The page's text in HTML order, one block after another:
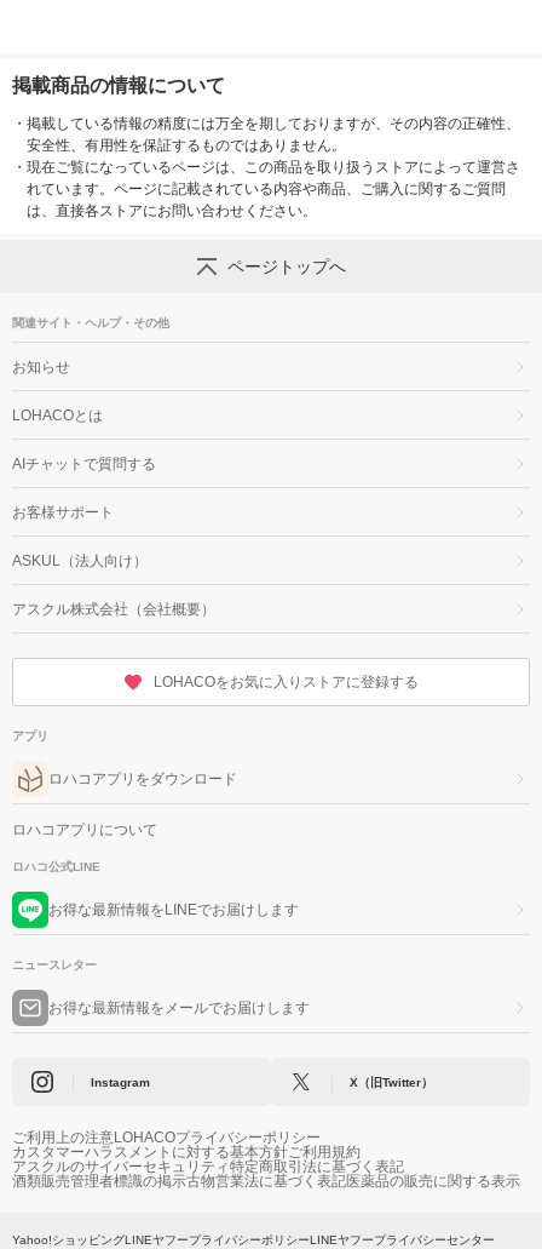
掲載商品の情報について
・ 掲載している情報の精度には万全を期しておりますが、その内容の正確性、
安全性、有用性を保証するものではありません。
・ 現在ご覧になっているページは、この商品を取り扱うストアによって運営さ
れています。ページに記載されている内容や商品、ご購入に関するご質問
は、直接各ストアにお問い合わせください。
ページトップへ
関連サイト・ヘルプ・その他
お知らせ
LOHACOとは
AIチャットで質問する
お客様サポート
ASKUL（法人向け）
アスクル株式会社（会社概要）
LOHACOをお気に入りストアに登録する
アプリ
ロハコアプリをダウンロード
ロハコアプリについて
ロハコ公式LINE
お得な最新情報をLINEでお届けします
ニュースレター
お得な最新情報をメールでお届けします
Instagram X（旧Twitter）
ご利用上の注意LOHACOプライバシーポリシー
カスタマーハラスメントに対する基本方針ご利用規約
アスクルのサイバーセキュリティ特定商取引法に基づく表記
酒類販売管理者標識の掲示古物営業法に基づく表記医薬品の販売に関する表示
Yahoo!ショッピングLINEヤフープライバシーポリシーLINEヤフープライバシーセンター